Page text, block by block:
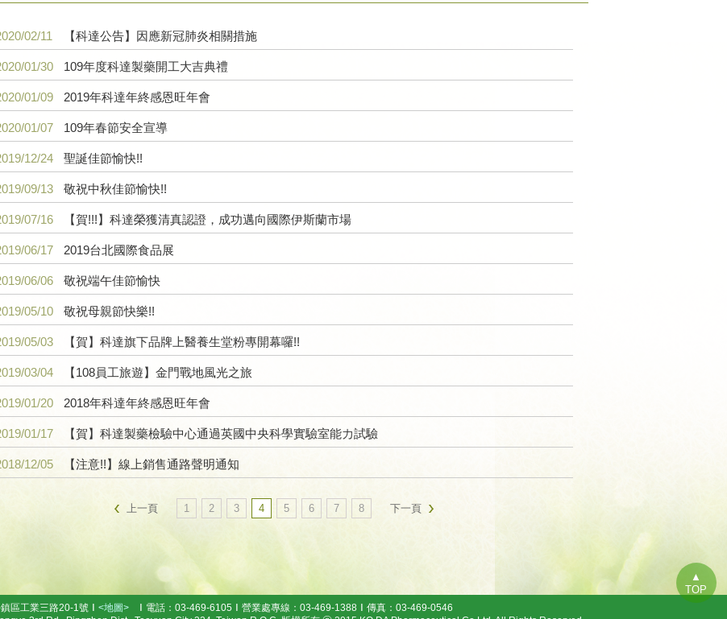
02/11 【科達公告】因應新冠肺炎相關措施
01/30 109年度科達製藥開工大吉典禮
01/09 2019年科達年終感恩旺年會
01/07 109年春節安全宣導
12/24 聖誕佳節愉快!!
09/13 敬祝中秋佳節愉快!!
07/16 【賀!!!】科達榮獲清真認證，成功邁向國際伊斯蘭市場
06/17 2019台北國際食品展
06/06 敬祝端午佳節愉快
05/10 敬祝母親節快樂!!
05/03 【賀】科達旗下品牌上醫養生堂粉專開幕囉!!
03/04 【108員工旅遊】金門戰地風光之旅
01/20 2018年科達年終感恩旺年會
01/17 【賀】科達製藥檢驗中心通過英國中央科學實驗室能力試驗
12/05 【注意!!】線上銷售通路聲明通知
上一頁 1 2 3 4 5 6 7 8 下一頁
區工業三路20-1號 <地圖> 電話：03-469-6105 營業處專線：03-469-1388
傳真：03-469-0546
▲
TOP